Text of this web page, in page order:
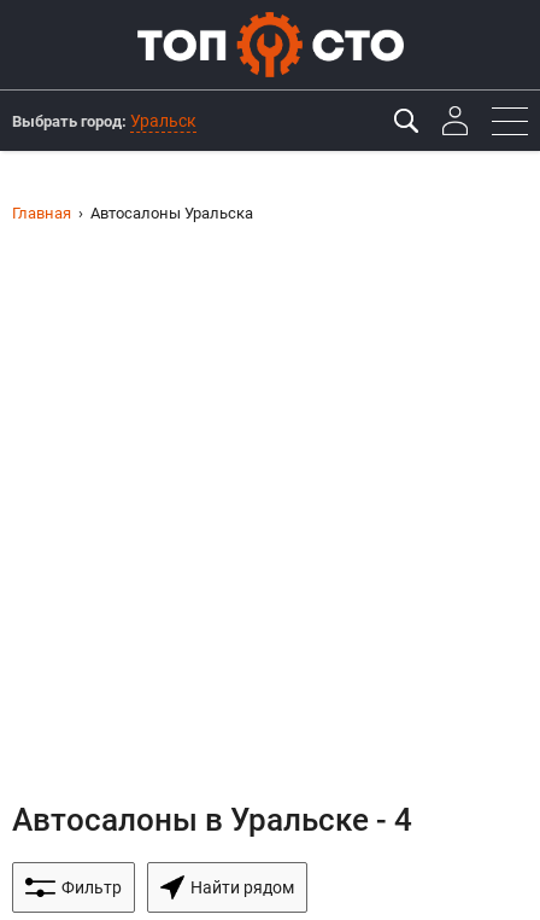
Выбрать город: Уральск
Главная Автосалоны Уральска
Автосалоны в Уральске - 4
Фильтр Найти рядом